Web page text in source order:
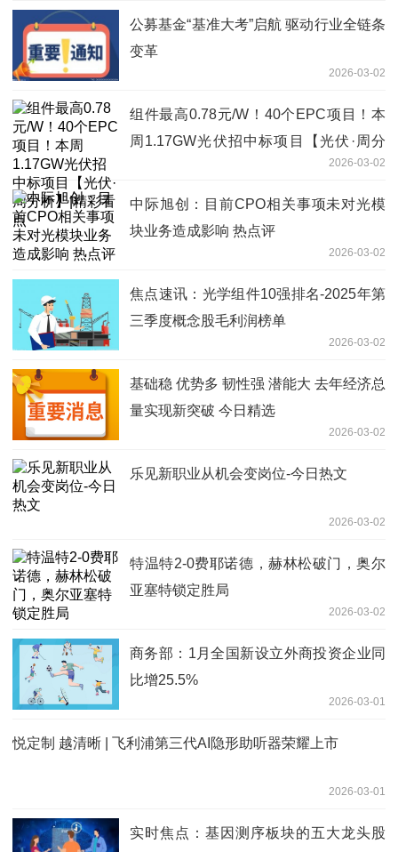
公募基金“基准大考”启航 驱动行业全链条
变革
2026-03-02
组件最高0.78元/W！40个EPC项目！本
周1.17GW光伏招中标项目【光伏·周分
2026-03-02
中际旭创：目前CPO相关事项未对光模
块业务造成影响 热点评
2026-03-02
焦点速讯：光学组件10强排名-2025年第
三季度概念股毛利润榜单
2026-03-02
基础稳 优势多 韧性强 潜能大 去年经济总
量实现新突破 今日精选
2026-03-02
乐见新职业从机会变岗位-今日热文
2026-03-02
特温特2-0费耶诺德，赫林松破门，奥尔
亚塞特锁定胜局
2026-03-02
商务部：1月全国新设立外商投资企业同
比增25.5%
2026-03-01
悦定制 越清晰 | 飞利浦第三代AI隐形助听器荣耀上市
2026-03-01
实时焦点：基因测序板块的五大龙头股